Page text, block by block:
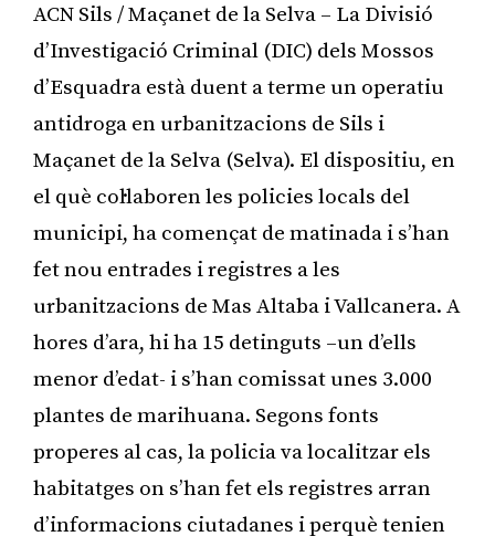
ACN Sils / Maçanet de la Selva – La Divisió
d’Investigació Criminal (DIC) dels Mossos
d’Esquadra està duent a terme un operatiu
antidroga en urbanitzacions de Sils i
Maçanet de la Selva (Selva). El dispositiu, en
el què col·laboren les policies locals del
municipi, ha començat de matinada i s’han
fet nou entrades i registres a les
urbanitzacions de Mas Altaba i Vallcanera. A
hores d’ara, hi ha 15 detinguts –un d’ells
menor d’edat- i s’han comissat unes 3.000
plantes de marihuana. Segons fonts
properes al cas, la policia va localitzar els
habitatges on s’han fet els registres arran
d’informacions ciutadanes i perquè tenien